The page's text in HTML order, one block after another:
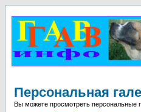
Персональная
Вы можете просмотреть персональные